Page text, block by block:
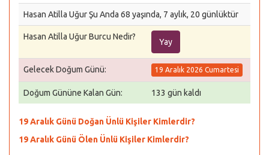
Hasan Atilla Uğur Şu Anda 68 yaşında, 7 aylık, 20 günlüktür
Hasan Atilla Uğur Burcu Nedir?
Yay
Gelecek Doğum Günü: 19 Aralık 2026 Cumartesi
Doğum Gününe Kalan Gün: 133 gün kaldı
19 Aralık Günü Doğan Ünlü Kişiler Kimlerdir?
19 Aralık Günü Ölen Ünlü Kişiler Kimlerdir?